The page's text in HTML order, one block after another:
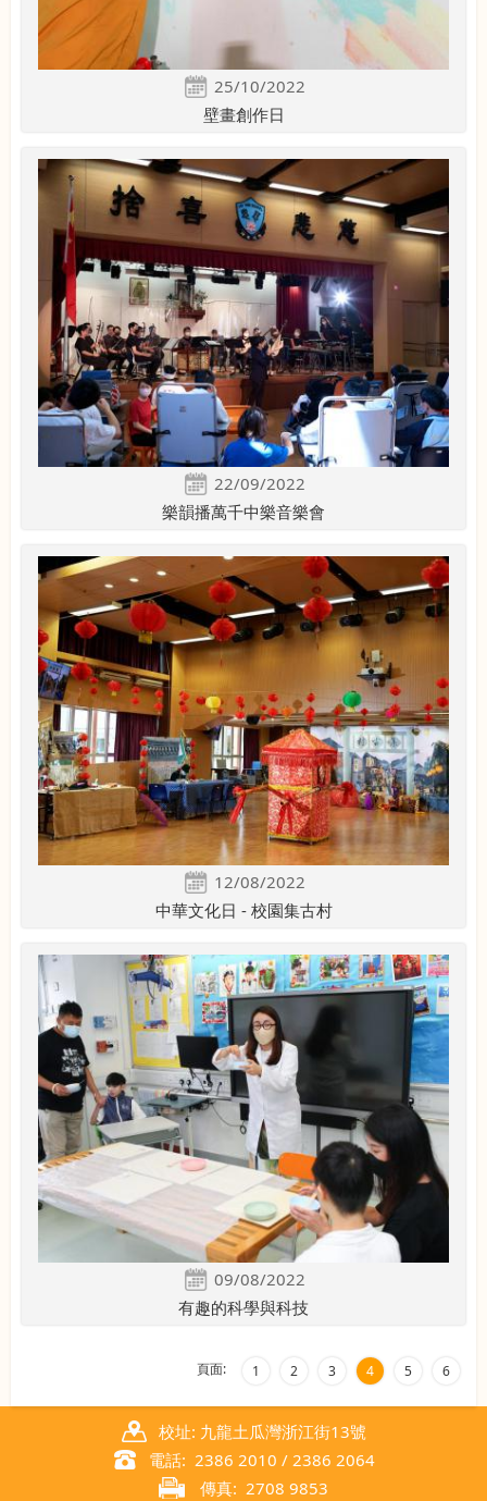
25/10/2022
壁畫創作日
22/09/2022
樂韻播萬千中樂音樂會
12/08/2022
中華文化日 - 校園集古村
09/08/2022
有趣的科學與科技
頁面: 1 2 3 4 5 6
校址: 九龍土瓜灣浙江街13號
電話: 2386 2010 / 2386 2064
傳真: 2708 9853